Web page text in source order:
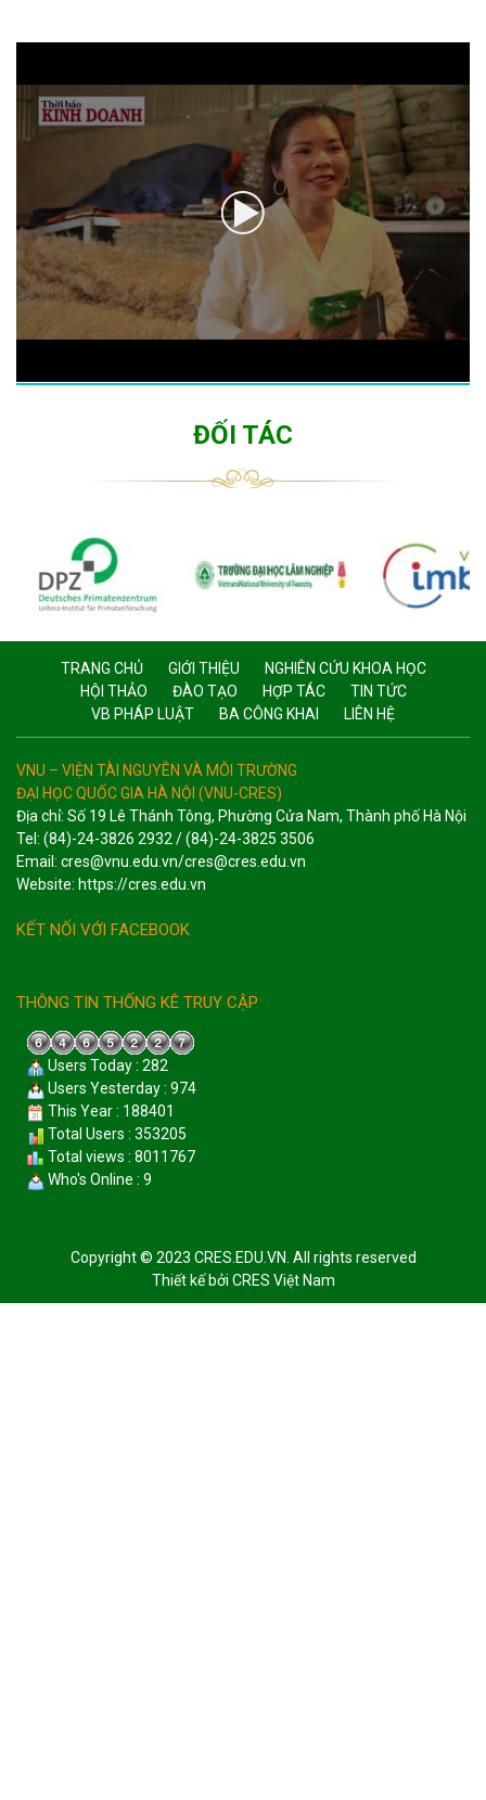
ĐỐI TÁC
TRANG CHỦ GIỚI THIỆU
NGHIÊN CỨU KHOA HỌC
HỘI THẢO
ĐÀO TẠO HỢP TÁC
TIN TỨC
VB PHÁP LUẬT
BA CÔNG KHAI LIÊN HỆ
VNU – VIỆN TÀI NGUYÊN VÀ MÔI TRƯỜNG
ĐẠI HỌC QUỐC GIA HÀ NỘI (VNU-CRES)
Địa chỉ: Số 19 Lê Thánh Tông, Phường Cửa Nam, Thành phố Hà Nội
Tel: (84)-24-3826 2932 / (84)-24-3825 3506
Email: cres@vnu.edu.vn/cres@cres.edu.vn
Website: https://cres.edu.vn
KẾT NỐI VỚI FACEBOOK
THÔNG TIN THỐNG KÊ TRUY CẬP
Users Today : 282
Users Yesterday : 974
This Year : 188401
Total Users : 353205
Total views : 8011767
Who's Online : 9
Copyright © 2023 CRES.EDU.VN. All rights reserved
Thiết kế bởi CRES Việt Nam